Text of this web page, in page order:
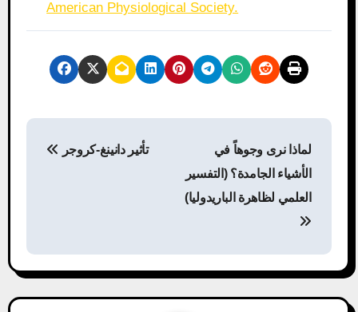
American Physiological Society.
n
a
تأثير دانينغ-كروجر
لماذا نرى وجوهاً في
الأشياء الجامدة؟ (التفسير
العلمي لظاهرة الباريدوليا)